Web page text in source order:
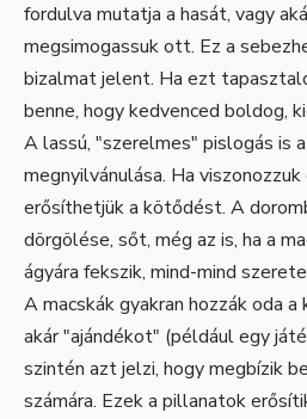
fordulva mutatja a hasát, vagy
megsimogassuk ott. Ez a
bizalmat jelent. Ha ezt
benne, hogy kedvenced boldog,
A lassú, "szerelmes" pislogás is
megnyilvánulása. Ha
erősíthetjük a kötődést. A
dörgölése, sőt, még az is, ha a
ágyára fekszik, mind-mind
A macskák gyakran hozzák oda
akár "ajándékot" (például egy
szintén azt jelzi, hogy megbízik
számára. Ezek a pillanatok